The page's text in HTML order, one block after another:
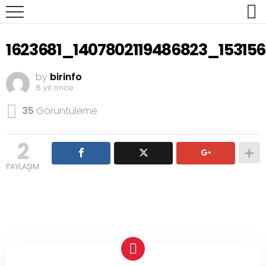
by birinfo
8 yıl önce
35 Görüntüleme
2
PAYLAŞIM